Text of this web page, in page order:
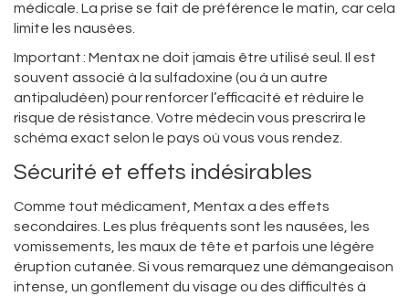
médicale. La prise se fait de préférence le matin, car cela
limite les nausées.
Important : Mentax ne doit jamais être utilisé seul. Il est
souvent associé à la sulfadoxine (ou à un autre
antipaludéen) pour renforcer l’efficacité et réduire le
risque de résistance. Votre médecin vous prescrira le
schéma exact selon le pays où vous vous rendez.
Sécurité et effets indésirables
Comme tout médicament, Mentax a des effets
secondaires. Les plus fréquents sont les nausées, les
vomissements, les maux de tête et parfois une légère
éruption cutanée. Si vous remarquez une démangeaison
intense, un gonflement du visage ou des difficultés à